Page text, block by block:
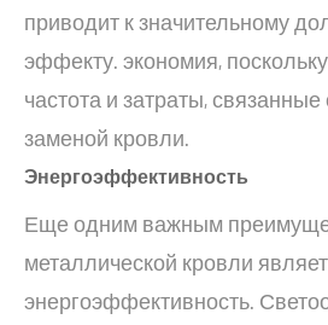
приводит к значительному
эффекту. экономия,
частота и затраты,
заменой кровли.
Энергоэффективность
Еще одним важным
металлической кровли
энергоэффективность.